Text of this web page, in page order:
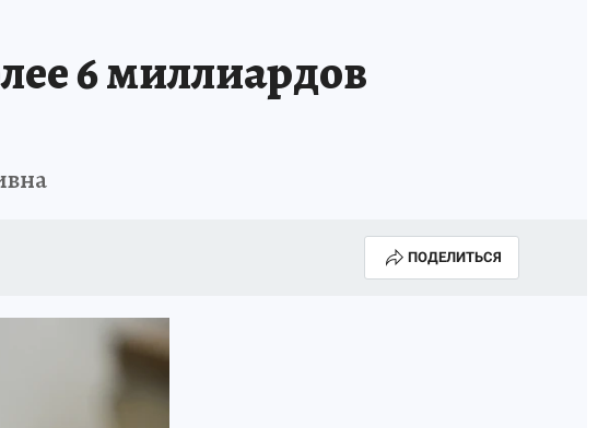
6 миллиардов
ПОДЕЛИТЬСЯ